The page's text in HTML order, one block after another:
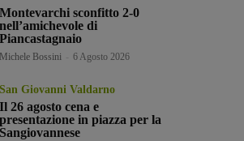
Montevarchi sconfitto 2-0
nell’amichevole di
Piancastagnaio
Michele Bossini 6 Agosto 2026
San Giovanni Valdarno
Il 26 agosto cena e
presentazione in piazza per la
Sangiovannese